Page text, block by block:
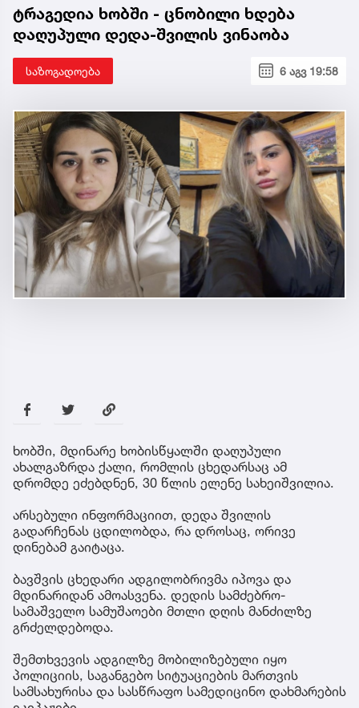
ტრაგედია ხობში - ცნობილი ხდება
დაღუპული დედა-შვილის ვინაობა
საზოგადოება 6 აგვ 19:58
ხობში, მდინარე ხობისწყალში დაღუპული
ახალგაზრდა ქალი, რომლის ცხედარსაც ამ
დრომდე ეძებდნენ, 30 წლის ელენე სახეიშვილია.
არსებული ინფორმაციით, დედა შვილის
გადარჩენას ცდილობდა, რა დროსაც, ორივე
დინებამ გაიტაცა.
ბავშვის ცხედარი ადგილობრივმა იპოვა და
მდინარიდან ამოასვენა. დედის სამძებრო-
სამაშველო სამუშაოები მთლი დღის მანძილზე
გრძელდებოდა.
შემთხვევის ადგილზე მობილიზებული იყო
პოლიციის, საგანგებო სიტუაციების მართვის
სამსახურისა და სასწრაფო სამედიცინო დახმარების